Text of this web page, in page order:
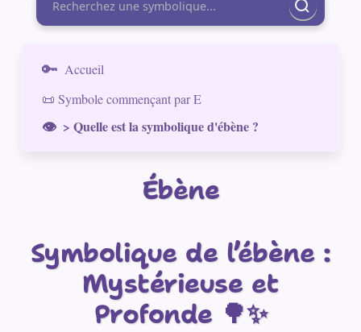
Accueil
📜 Symbole commençant par E
> Quelle est la symbolique d'ébène ?
Ébène
Symbolique de l’ébène :
Mystérieuse et
Profonde 🌳✨